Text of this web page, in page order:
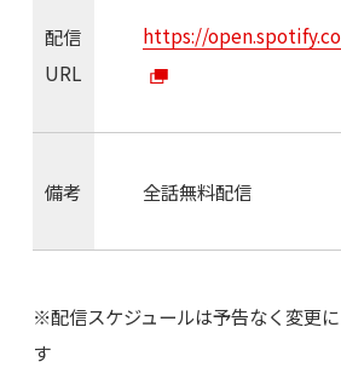
配信
URL
https://
備考 全話無料配信
※配信スケジュールは予告なく変更
す